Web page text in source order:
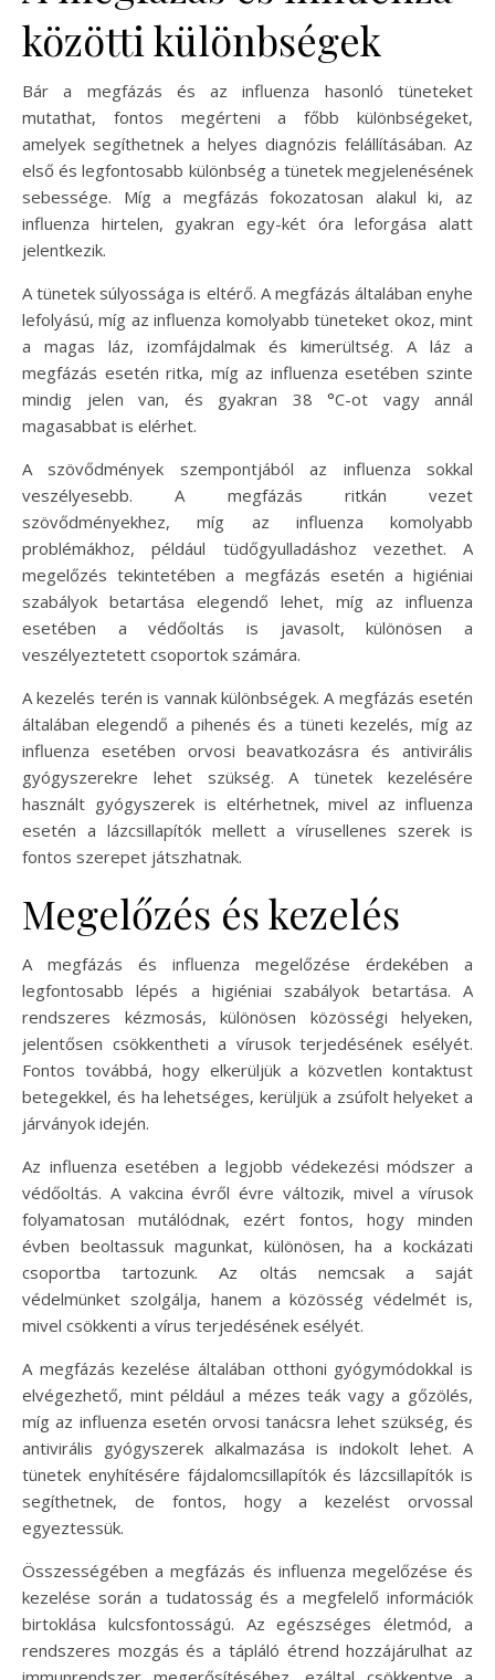
közötti különbségek
Bár a megfázás és az influenza hasonló tüneteket
mutathat, fontos megérteni a főbb különbségeket,
amelyek segíthetnek a helyes diagnózis felállításában. Az
első és legfontosabb különbség a tünetek megjelenésének
sebessége. Míg a megfázás fokozatosan alakul ki, az
influenza hirtelen, gyakran egy-két óra leforgása alatt
jelentkezik.
A tünetek súlyossága is eltérő. A megfázás általában enyhe
lefolyású, míg az influenza komolyabb tüneteket okoz, mint
a magas láz, izomfájdalmak és kimerültség. A láz a
megfázás esetén ritka, míg az influenza esetében szinte
mindig jelen van, és gyakran 38 °C-ot vagy annál
magasabbat is elérhet.
A szövődmények szempontjából az influenza sokkal
veszélyesebb. A megfázás ritkán vezet
szövődményekhez, míg az influenza komolyabb
problémákhoz, például tüdőgyulladáshoz vezethet. A
megelőzés tekintetében a megfázás esetén a higiéniai
szabályok betartása elegendő lehet, míg az influenza
esetében a védőoltás is javasolt, különösen a
veszélyeztetett csoportok számára.
A kezelés terén is vannak különbségek. A megfázás esetén
általában elegendő a pihenés és a tüneti kezelés, míg az
influenza esetében orvosi beavatkozásra és antivirális
gyógyszerekre lehet szükség. A tünetek kezelésére
használt gyógyszerek is eltérhetnek, mivel az influenza
esetén a lázcsillapítók mellett a vírusellenes szerek is
fontos szerepet játszhatnak.
Megelőzés és kezelés
A megfázás és influenza megelőzése érdekében a
legfontosabb lépés a higiéniai szabályok betartása. A
rendszeres kézmosás, különösen közösségi helyeken,
jelentősen csökkentheti a vírusok terjedésének esélyét.
Fontos továbbá, hogy elkerüljük a közvetlen kontaktust
betegekkel, és ha lehetséges, kerüljük a zsúfolt helyeket a
járványok idején.
Az influenza esetében a legjobb védekezési módszer a
védőoltás. A vakcina évről évre változik, mivel a vírusok
folyamatosan mutálódnak, ezért fontos, hogy minden
évben beoltassuk magunkat, különösen, ha a kockázati
csoportba tartozunk. Az oltás nemcsak a saját
védelmünket szolgálja, hanem a közösség védelmét is,
mivel csökkenti a vírus terjedésének esélyét.
A megfázás kezelése általában otthoni gyógymódokkal is
elvégezhető, mint például a mézes teák vagy a gőzölés,
míg az influenza esetén orvosi tanácsra lehet szükség, és
antivirális gyógyszerek alkalmazása is indokolt lehet. A
tünetek enyhítésére fájdalomcsillapítók és lázcsillapítók is
segíthetnek, de fontos, hogy a kezelést orvossal
egyeztessük.
Összességében a megfázás és influenza megelőzése és
kezelése során a tudatosság és a megfelelő információk
birtoklása kulcsfontosságú. Az egészséges életmód, a
rendszeres mozgás és a tápláló étrend hozzájárulhat az